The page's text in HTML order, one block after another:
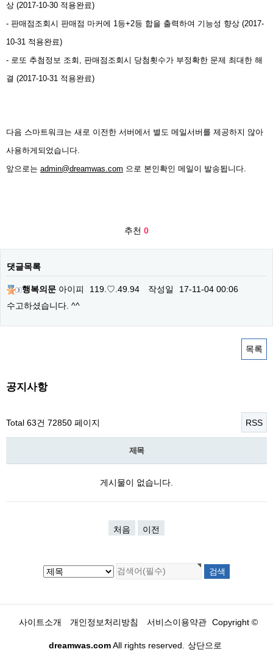
상 (2017-10-30 적용완료)
- 판매점조회시 판매점 마커에 1등+2등 합을 출력하여 기능성 향상 (2017-
10-31 적용완료)
- 로또 추첨정보 조회, 판매점조회시 당첨횟수가 부정확한 문제 최대한 해
결 (2017-10-31 적용완료)
다음 스마트워크는 새로 이전한 서버에서 별도 메일서버를 제공하지 않아
사용하게되었습니다.
앞으로는 admin@dreamwas.com 으로 본인확인 메일이 발송됩니다.
추천 0
댓글목록
행복의문 아이피 119.♡.49.94 작성일
17-11-04 00:06
수고하셨습니다. ^^
목록
공지사항
Total 63건 72850 페이지 RSS
제목
게시물이 없습니다.
처음 이전
사이트소개 개인정보처리방침 서비스이용약관 Copyright ©
dreamwas.comAll rights reserved. 상단으로